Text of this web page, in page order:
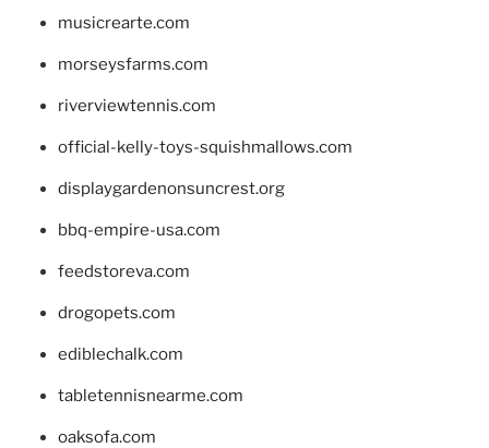
musicrearte.com
morseysfarms.com
riverviewtennis.com
official-kelly-toys-squishmallows.com
displaygardenonsuncrest.org
bbq-empire-usa.com
feedstoreva.com
drogopets.com
ediblechalk.com
tabletennisnearme.com
oaksofa.com